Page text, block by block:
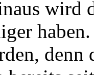
wird